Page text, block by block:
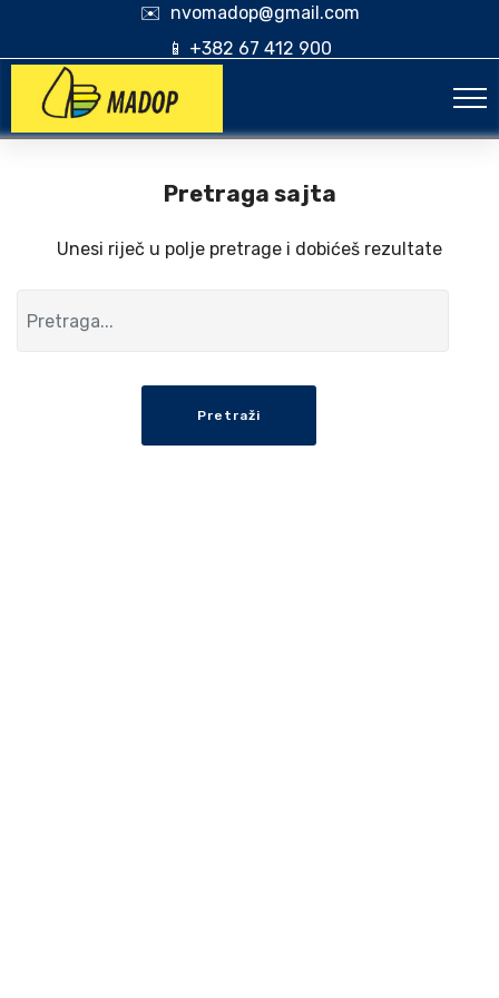
✉️ nvomadop@gmail.com
📱 +382 67 412 900
Pretraga sajta
Unesi riječ u polje pretrage i dobićeš rezultate
Pretraži